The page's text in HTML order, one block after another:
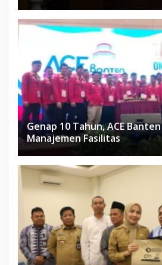
Genap 10 Tahun, ACE
Manajemen Fasilitas